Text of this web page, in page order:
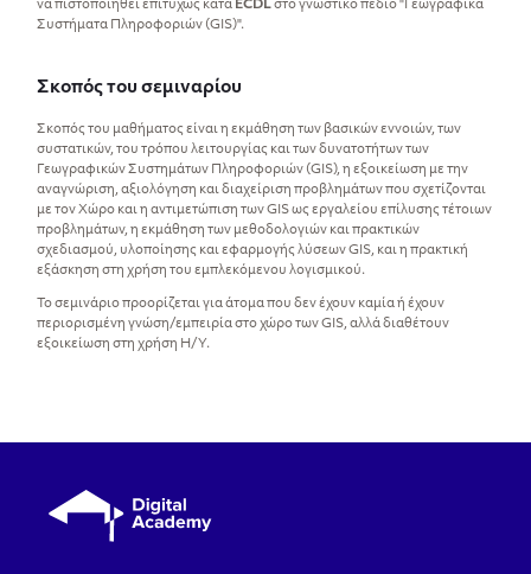
να πιστοποιηθεί επιτυχώς κατά ECDLστο γνωστικό πεδίο "Γεωγραφικά
Συστήματα Πληροφοριών (GIS)".
Σκοπός του σεμιναρίου
Σκοπός του μαθήματος είναι η εκμάθηση των βασικών εννοιών, των
συστατικών, του τρόπου λειτουργίας και των δυνατοτήτων των
Γεωγραφικών Συστημάτων Πληροφοριών (GIS), η εξοικείωση με την
αναγνώριση, αξιολόγηση και διαχείριση προβλημάτων που σχετίζονται
με τον Χώρο και η αντιμετώπιση των GIS ως εργαλείου επίλυσης τέτοιων
προβλημάτων, η εκμάθηση των μεθοδολογιών και πρακτικών
σχεδιασμού, υλοποίησης και εφαρμογής λύσεων GIS, και η πρακτική
εξάσκηση στη χρήση του εμπλεκόμενου λογισμικού.
Το σεμινάριο προορίζεται για άτομα που δεν έχουν καμία ή έχουν
περιορισμένη γνώση/εμπειρία στο χώρο των GIS, αλλά διαθέτουν
εξοικείωση στη χρήση Η/Υ.